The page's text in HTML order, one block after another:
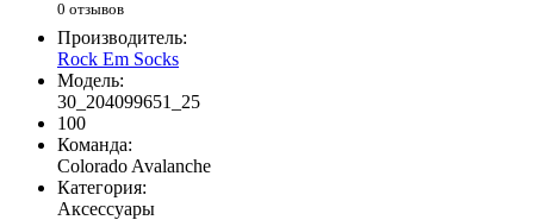
0 отзывов
Производитель:
Rock Em Socks
Модель:
30_204099651_25
100
Команда:
Colorado Avalanche
Категория:
Аксессуары